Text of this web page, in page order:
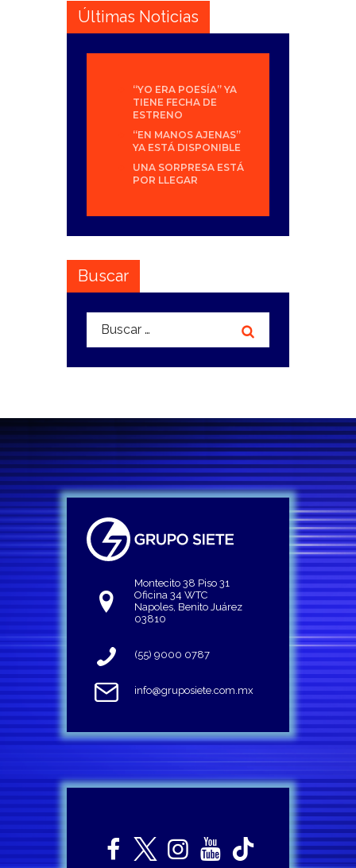
Últimas Noticias
“YO ERA POESÍA” YA
TIENE FECHA DE
ESTRENO
“EN MANOS AJENAS”
YA ESTÁ DISPONIBLE
UNA SORPRESA ESTÁ
POR LLEGAR
Buscar
Buscar:
Montecito 38 Piso 31
Oficina 34 WTC
Napoles, Benito Juárez
03810
(55) 9000 0787
info@gruposiete.com.mx